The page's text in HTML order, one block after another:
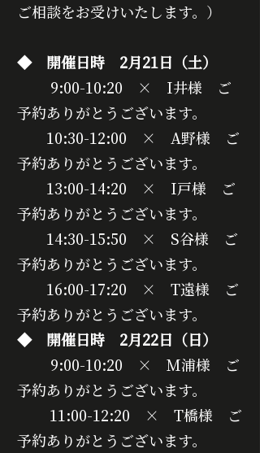
ご相談をお受けいたします。）
◆　開催日時　2月21日（土）
9:00-10:20　×　I井様　ご
予約ありがとうございます。
10:30-12:00　×　A野様　ご
予約ありがとうございます。
13:00-14:20　×　I戸様　ご
予約ありがとうございます。
14:30-15:50　×　S谷様　ご
予約ありがとうございます。
16:00-17:20　×　T遠様　ご
予約ありがとうございます。
◆　開催日時　2月22日（日）
9:00-10:20　×　M浦様　ご
予約ありがとうございます。
11:00-12:20　×　T橋様　ご
予約ありがとうございます。